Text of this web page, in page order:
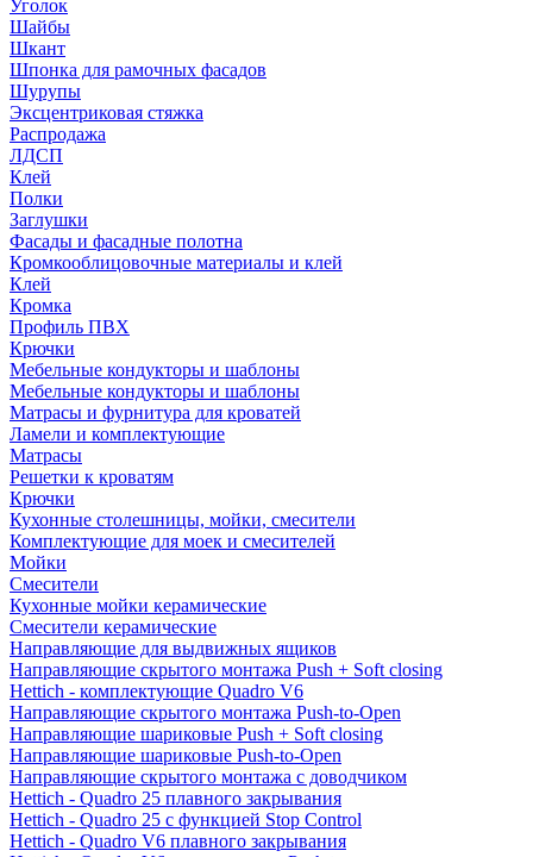
Уголок
Шайбы
Шкант
Шпонка для рамочных фасадов
Шурупы
Эксцентриковая стяжка
Распродажа
ЛДСП
Клей
Полки
Заглушки
Фасады и фасадные полотна
Кромкооблицовочные материалы и клей
Клей
Кромка
Профиль ПВХ
Крючки
Мебельные кондукторы и шаблоны
Мебельные кондукторы и шаблоны
Матрасы и фурнитура для кроватей
Ламели и комплектующие
Матрасы
Решетки к кроватям
Крючки
Кухонные столешницы, мойки, смесители
Комплектующие для моек и смесителей
Мойки
Смесители
Кухонные мойки керамические
Смесители керамические
Направляющие для выдвижных ящиков
Направляющие скрытого монтажа Push + Soft closing
Hettich - комплектующие Quadro V6
Направляющие скрытого монтажа Push-to-Open
Направляющие шариковые Push + Soft closing
Направляющие шариковые Push-to-Open
Направляющие скрытого монтажа с доводчиком
Hettich - Quadro 25 плавного закрывания
Hettich - Quadro 25 с функцией Stop Control
Hettich - Quadro V6 плавного закрывания